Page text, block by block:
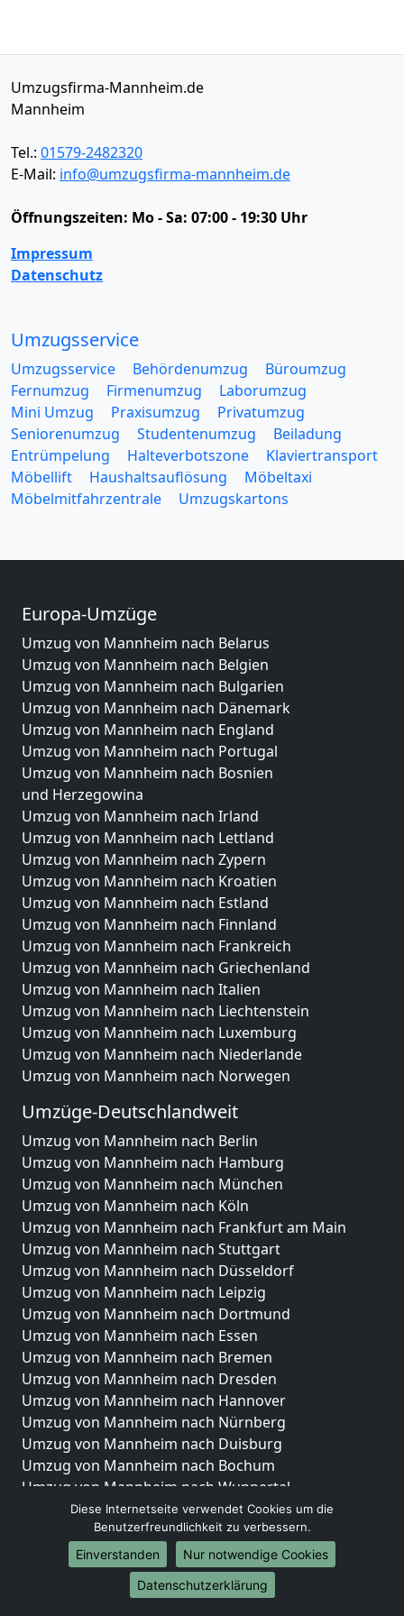
Umzugsfirma-Mannheim.de
Mannheim
Tel.: 01579-2482320
E-Mail: info@umzugsfirma-mannheim.de
Öffnungszeiten: Mo - Sa: 07:00 - 19:30 Uhr
Impressum
Datenschutz
Umzugsservice
Umzugsservice Behördenumzug
Büroumzug
Fernumzug
Firmenumzug
Laborumzug
Mini Umzug
Praxisumzug
Privatumzug
Seniorenumzug
Studentenumzug
Beiladung
Entrümpelung
Halteverbotszone
Klaviertransport
Möbellift
Haushaltsauflösung
Möbeltaxi
Möbelmitfahrzentrale
Umzugskartons
Europa-Umzüge
Umzug von Mannheim nach Belarus
Umzug von Mannheim nach Belgien
Umzug von Mannheim nach Bulgarien
Umzug von Mannheim nach Dänemark
Umzug von Mannheim nach England
Umzug von Mannheim nach Portugal
Umzug von Mannheim nach Bosnien
und Herzegowina
Umzug von Mannheim nach Irland
Umzug von Mannheim nach Lettland
Umzug von Mannheim nach Zypern
Umzug von Mannheim nach Kroatien
Umzug von Mannheim nach Estland
Umzug von Mannheim nach Finnland
Umzug von Mannheim nach Frankreich
Umzug von Mannheim nach Griechenland
Umzug von Mannheim nach Italien
Umzug von Mannheim nach Liechtenstein
Umzug von Mannheim nach Luxemburg
Umzug von Mannheim nach Niederlande
Umzug von Mannheim nach Norwegen
Umzüge-Deutschlandweit
Umzug von Mannheim nach Berlin
Umzug von Mannheim nach Hamburg
Umzug von Mannheim nach München
Umzug von Mannheim nach Köln
Umzug von Mannheim nach Frankfurt am Main
Umzug von Mannheim nach Stuttgart
Umzug von Mannheim nach Düsseldorf
Umzug von Mannheim nach Leipzig
Umzug von Mannheim nach Dortmund
Umzug von Mannheim nach Essen
Umzug von Mannheim nach Bremen
Umzug von Mannheim nach Dresden
Umzug von Mannheim nach Hannover
Umzug von Mannheim nach Nürnberg
Umzug von Mannheim nach Duisburg
Umzug von Mannheim nach Bochum
Umzug von Mannheim nach Wuppertal
Umzug von Mannheim nach Bielefeld
Umzug von Mannheim nach Bonn
Umzug von Mannheim nach Münster
Internationale-Umzüge
Diese Internetseite verwendet Cookies um die
Benutzerfreundlichkeit zu verbessern.
Einverstanden
Nur notwendige Cookies
Datenschutzerklärung